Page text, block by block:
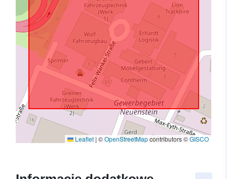
Leaflet | ©OpenStreetMapcontributors ©GISCO